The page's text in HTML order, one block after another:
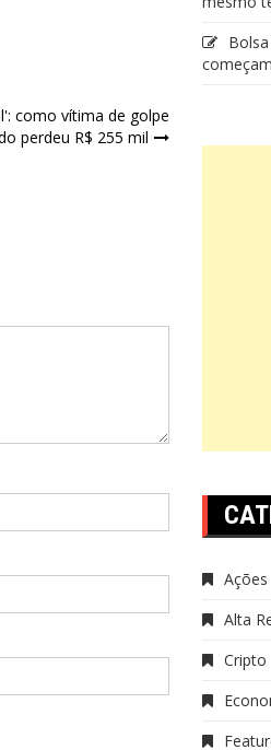
como vítima de golpe
perdeu R$ 255 mil
Ações
Alta
Cripto